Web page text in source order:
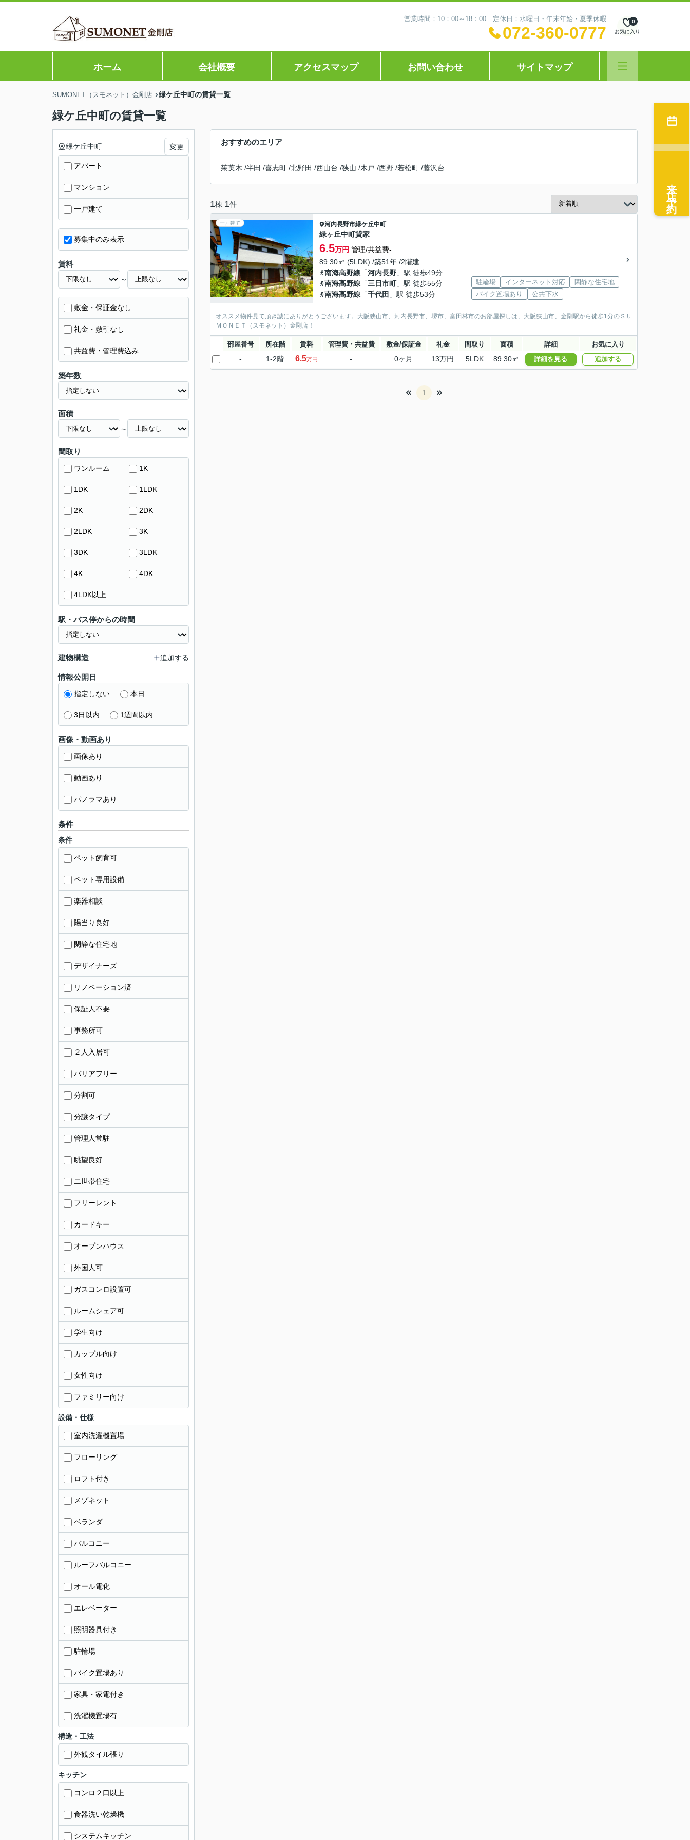
営業時間：10：00～18：00 定休日：水曜日・年末年始・夏季休暇
072-360-0777 お気に入り
0
ホーム 会社概要 アクセスマップ お問い合わせ サイトマップ
SUMONET（スモネット）金剛店 緑ケ丘中町の賃貸一覧
緑ケ丘中町の賃貸一覧
おすすめのエリア
茱萸木 /半田 /喜志町 /北野田 /西山台 /狭山 /木戸 /西野 /若松町 /藤沢台
1棟 1件
一戸建て 河内長野市緑ケ丘中町
緑ヶ丘中町貸家
6.5万円 管理/共益費-
89.30㎡ (5LDK) /築51年 /2階建
南海高野線 「河内長野 」駅 徒歩49分
南海高野線 「三日市町」駅 徒歩55分
南海高野線 「千代田 」駅 徒歩53分
駐輪場 インターネット対応
閑静な住宅地
バイク置場あり
公共下水
オススメ物件見て頂き誠にありがとうございます。大阪狭山市、河内長野市、堺市、富田林市のお部屋探しは、大阪狭山市、金剛駅から徒歩1分のＳＵ
ＭＯＮＥＴ（スモネット）金剛店！
部屋番号 所在階 賃料 管理費・共益費 敷金/保証金 礼金 間取り 面積 詳細 お気に入り
- 1-2階 6.5万円 - 0ヶ月 13万円 5LDK 89.30㎡ 詳細を見る 追加する
1
緑ケ丘中町 変更
アパート
マンション
一戸建て
募集中のみ表示
賃料
～
敷金・保証金なし
礼金・敷引なし
共益費・管理費込み
築年数
面積
～
間取り
ワンルーム 1K
1DK 1LDK
2K 2DK
2LDK 3K
3DK 3LDK
4K 4DK
4LDK以上
駅・バス停からの時間
建物構造 追加する
情報公開日
指定しない 本日
3日以内 1週間以内
画像・動画あり
画像あり
動画あり
パノラマあり
条件
条件
ペット飼育可
ペット専用設備
楽器相談
陽当り良好
閑静な住宅地
デザイナーズ
リノベーション済
保証人不要
事務所可
２人入居可
バリアフリー
分割可
分譲タイプ
管理人常駐
眺望良好
二世帯住宅
フリーレント
カードキー
オープンハウス
外国人可
ガスコンロ設置可
ルームシェア可
学生向け
カップル向け
女性向け
ファミリー向け
設備・仕様
室内洗濯機置場
フローリング
ロフト付き
メゾネット
ベランダ
バルコニー
ルーフバルコニー
オール電化
エレベーター
照明器具付き
駐輪場
バイク置場あり
家具・家電付き
洗濯機置場有
構造・工法
外観タイル張り
キッチン
コンロ２口以上
食器洗い乾燥機
システムキッチン
来店予約